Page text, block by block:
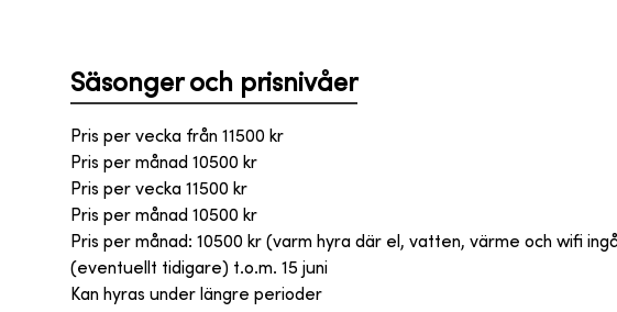
Säsonger och prisnivåer
Pris per vecka från 11500 kr
Pris per månad 10500 kr
Pris per vecka 11500 kr
Pris per månad 10500 kr
Pris per månad: 10500 kr (varm hyra där el, vatten, värme och wifi
(eventuellt tidigare) t.o.m. 15 juni
Kan hyras under längre perioder